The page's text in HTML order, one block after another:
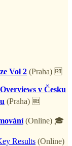
Vol 2 (Praha) 🆓
v Česku
(Praha) 🆓
(Online) 🎓
Results (Online)